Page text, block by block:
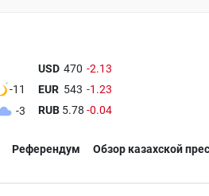
-11
-3
USD 470 -2.13
EUR 543 -1.23
RUB 5.78 -0.04
Референдум Обзор казахской